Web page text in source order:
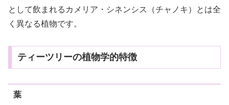
として飲まれるカメリア・シネンシス（チャノキ）とは全
く異なる植物です。
ティーツリーの植物学的特徴
葉